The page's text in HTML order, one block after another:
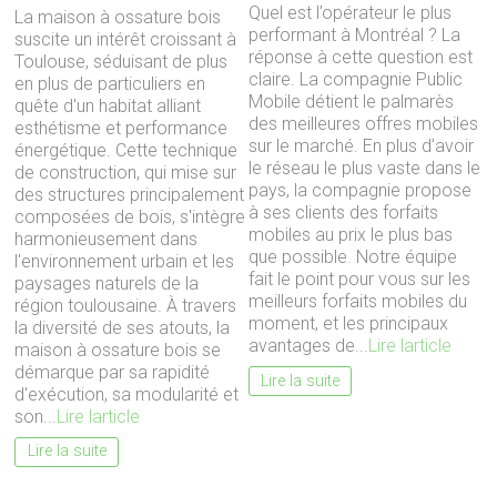
La maison à ossature bois
suscite un intérêt croissant à
Toulouse, séduisant de plus
en plus de particuliers en
quête d'un habitat alliant
esthétisme et performance
énergétique. Cette technique
de construction, qui mise sur
des structures principalement
composées de bois, s'intègre
harmonieusement dans
l'environnement urbain et les
paysages naturels de la
région toulousaine. À travers
la diversité de ses atouts, la
maison à ossature bois se
démarque par sa rapidité
d'exécution, sa modularité et
son... Lire larticle
Lire la suite
Quel est l’opérateur le plus
performant à Montréal ? La
réponse à cette question est
claire. La compagnie Public
Mobile détient le palmarès
des meilleures offres mobiles
sur le marché. En plus d’avoir
le réseau le plus vaste dans le
pays, la compagnie propose
à ses clients des forfaits
mobiles au prix le plus bas
que possible. Notre équipe
fait le point pour vous sur les
meilleurs forfaits mobiles du
moment, et les principaux
avantages de... Lire larticle
Lire la suite